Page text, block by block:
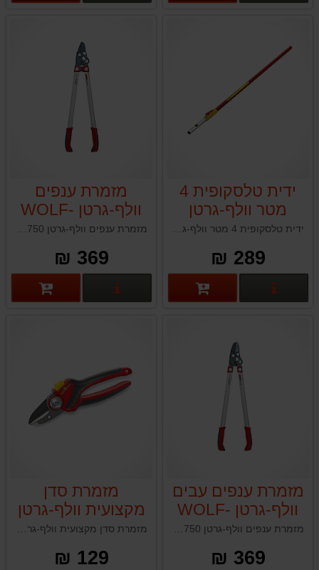
ידית טלסקופית 4
מטר וולף-גרטן
WOLF-GARTEN
ZM-V4
ידית טלסקופית 4 מטר וולף-גרטן WOLF-GARTEN ZM-V4 תוצרת גרמניה
289 ₪
פרטים נוספים
מזמרת ענפים
וולף-גרטן WOLF-
GARTEN RR750
מזמרת ענפים וולף-גרטן WOLF-GARTEN RR750 לשימוש ביתי ומקצועי תוצרת גרמניה
369 ₪
פרטים נוספים
מזמרת ענפים עבים
וולף-גרטן WOLF-
GARTEN RS750מזמרת ענפים וולף-גרטן WOLF-GARTEN RS750 לשימוש ביתי ומקצועי תוצרת גרמניה
369 ₪
מזמרת סדן
מקצועית וולף-גרטן
WOLF-GARTEN
RS4000
מזמרת סדן מקצועית וולף-גרטן WOLF-GARTEN RS4000 ציפוי טפלון גרמניה
129 ₪